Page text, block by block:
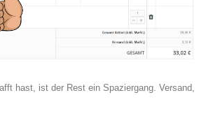
hast, ist der Rest ein Spaziergang. Versand,